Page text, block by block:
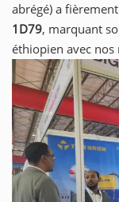
abrégé) a
1D79, marquant
éthiopien avec nos